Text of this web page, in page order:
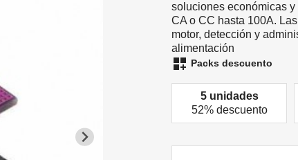
soluciones económicas
CA o CC hasta 100A.
motor, detección y
alimentación
dashboard_customize Packs descuento
5 unidades
52% descuento